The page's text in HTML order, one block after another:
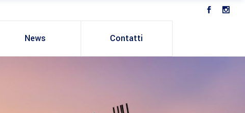
News Contatti